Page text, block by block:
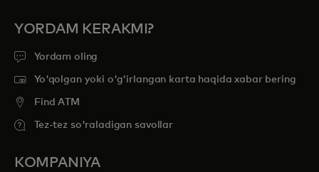
YORDAM KERAKMI?
Yordam oling
Yo'qolgan yoki o'g'irlangan karta haqida xabar bering
Find ATM
Tez-tez so'raladigan savollar
KOMPANIYA